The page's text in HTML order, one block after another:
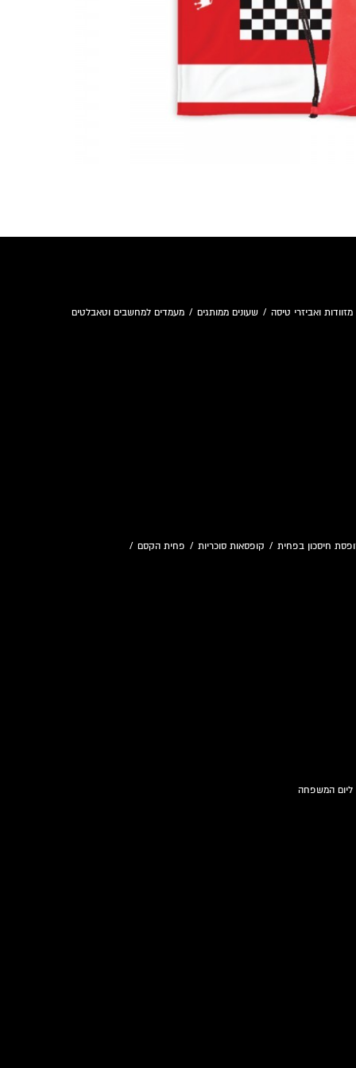
מזוודות ואביזרי טיסה / שעונים ממותגים / מעמדים למחשבים וטאבלטים
חיסכון בפחית / קופסאות סוכריות / פחית הקסם /
ליום המשפחה